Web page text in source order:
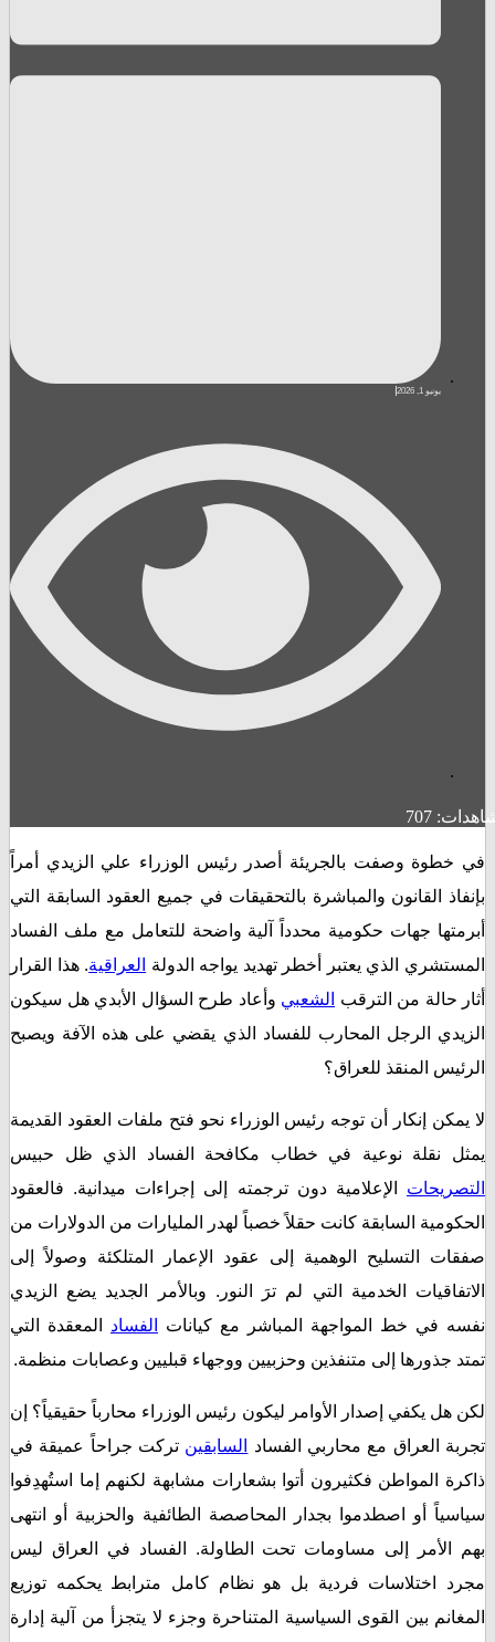
وصفت بالجريئة أصدر رئيس الوزراء علي الزيدي أمراً
القانون والمباشرة بالتحقيقات في جميع العقود السابقة التي
جهات حكومية محدداً آلية واضحة للتعامل مع ملف الفساد
الذي يعتبر أخطر تهديد يواجه الدولةالعراقية. هذا القرار
حالة من الترقبالشعبيوأعاد طرح السؤال الأبدي هل سيكون
الرجل المحارب للفساد الذي يقضي على هذه الآفة ويصبح
المنقذ للعراق؟
إنكار أن توجه رئيس الوزراء نحو فتح ملفات العقود القديمة
نقلة نوعية في خطاب مكافحة الفساد الذي ظل حبيس
الإعلامية دون ترجمته إلى إجراءات ميدانية. فالعقود
السابقة كانت حقلاً خصباً لهدر المليارات من الدولارات من
التسليح الوهمية إلى عقود الإعمار المتلكئة وصولاً إلى
الخدمية التي لم ترَ النور. وبالأمر الجديد يضع الزيدي
في خط المواجهة المباشر مع كياناتالفسادالمعقدة التي
جذورها إلى متنفذين وحزبيين ووجهاء قبليين وعصابات منظمة.
يكفي إصدار الأوامر ليكون رئيس الوزراء محارباً حقيقياً؟ إن
العراق مع محاربي الفسادالسابقينتركت جراحاً عميقة في
المواطن فكثيرون أتوا بشعارات مشابهة لكنهم إما استُهدِفوا
أو اصطدموا بجدار المحاصصة الطائفية والحزبية أو انتهى
إلى مساومات تحت الطاولة. الفساد في العراق ليس
اختلاسات فردية بل هو نظام كامل مترابط يحكمه توزيع
بين القوى السياسية المتناحرة وجزء لا يتجزأ من آلية إدارة